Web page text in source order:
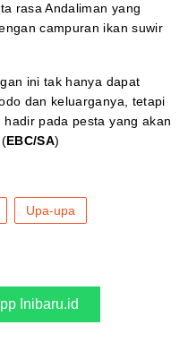
rasa Andaliman yang
campuran ikan suwir
ini tak hanya dapat
dan keluarganya, tetapi
pada pesta yang akan
EBC/SA)
Upa-upa
Inibaru.id